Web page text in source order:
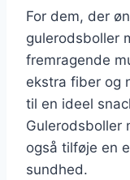
For dem, der
gulerodsboller
fremragende
ekstra fiber og
til en ideel
Gulerodsboller
også tilføje en
sundhed.